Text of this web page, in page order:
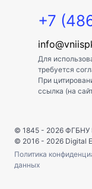
+7
Для
требуется
При
ссылка (на
© 1845 - 2026 ФГБНУ
© 2016 - 2026 Digital
Политика
данных